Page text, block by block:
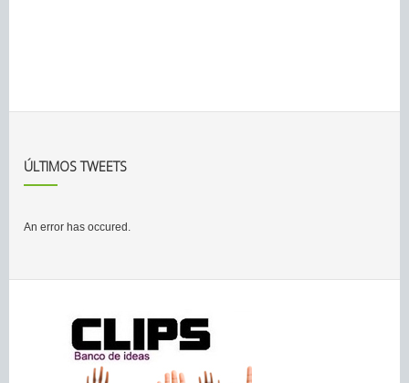
ÚLTIMOS TWEETS
An error has occured.